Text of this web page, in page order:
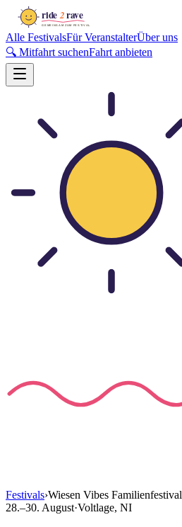
Alle FestivalsFür VeranstalterÜber uns
🔍 Mitfahrt suchenFahrt anbieten
Festivals›Wiesen Vibes Familienfestival
28.–30. August·Voltlage, NI